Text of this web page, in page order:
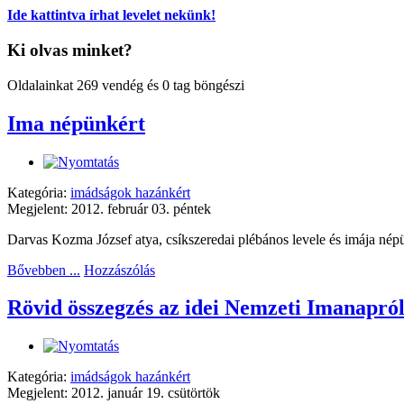
Ide kattintva írhat levelet nekünk!
Ki olvas minket?
Oldalainkat 269 vendég és 0 tag böngészi
Ima népünkért
Kategória: imádságok hazánkért
Megjelent: 2012. február 03. péntek
Darvas Kozma József atya, csíkszeredai plébános levele és imája
Bővebben ... Hozzászólás
Rövid összegzés az idei Nemzeti Imanapról
Kategória: imádságok hazánkért
Megjelent: 2012. január 19. csütörtök